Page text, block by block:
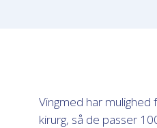
Vingmed har
kirurg, så de passer